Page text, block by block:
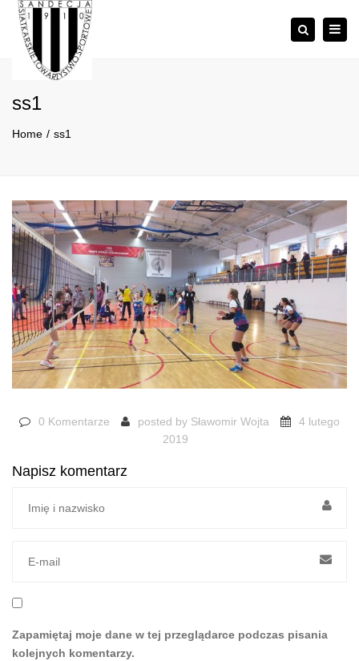
Szukaj
ss1
Home ss1
0 Komentarze posted by Sławomir Wojta
4 lutego
2019
Napisz komentarz
Zapamiętaj moje dane w tej przeglądarce podczas pisania
kolejnych komentarzy.